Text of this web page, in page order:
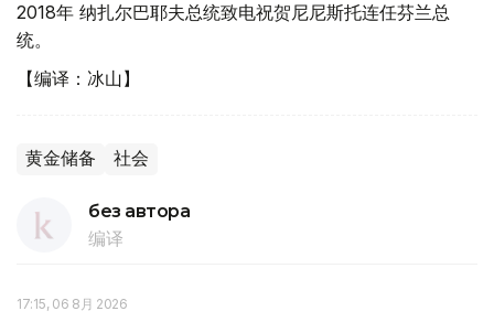
2018年 纳扎尔巴耶夫总统致电祝贺尼尼斯托连任芬兰总
统。
【编译：冰山】
黄金储备 社会
без автора
编译
17:15, 06 8月 2026